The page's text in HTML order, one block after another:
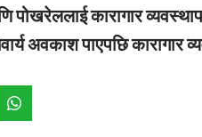
पोखरेललाई कारागार
अवकाश पाएपछि कारागार